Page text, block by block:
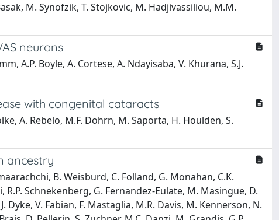
M. Synofzik, T. Stojkovic, M. Hadjivassiliou, M.M.
neurons
A.P. Boyle, A. Cortese, A. Ndayisaba, V. Khurana, S.J.
with congenital cataracts
A. Rebelo, M.F. Dohrn, M. Saporta, H. Houlden, S.
ancestry
B. Weisburd, C. Folland, G. Monahan, C.K.
R.P. Schnekenberg, G. Fernandez-Eulate, M. Masingue, D.
Dyke, V. Fabian, F. Mastaglia, M.R. Davis, M. Kennerson, N.